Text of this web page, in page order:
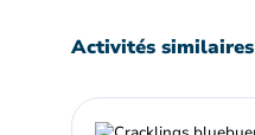
Activités similaires